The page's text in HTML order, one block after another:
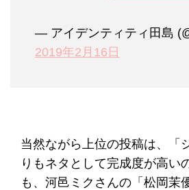
— アイデンティティ田島
2019年2月16日
当然ながら上位の投稿は、「
りもネタとして完成度が高い
も、河邑ミクさんの「松岡茉